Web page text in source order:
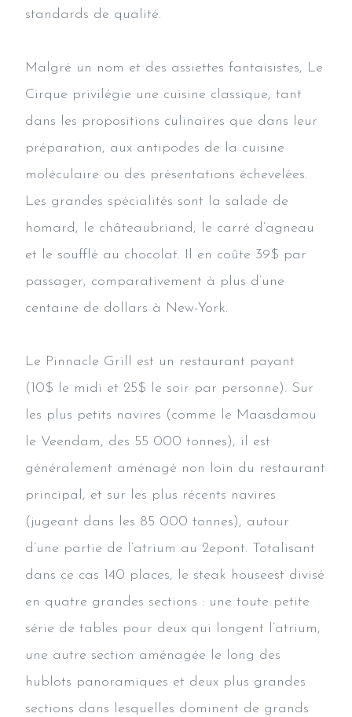
standards de qualité.
Malgré un nom et des assiettes fantaisistes, Le
Cirque privilégie une cuisine classique, tant
dans les propositions culinaires que dans leur
préparation, aux antipodes de la cuisine
moléculaire ou des présentations échevelées.
Les grandes spécialités sont la salade de
homard, le châteaubriand, le carré d’agneau
et le soufflé au chocolat. Il en coûte 39$ par
passager, comparativement à plus d’une
centaine de dollars à New-York.
Le Pinnacle Grill est un restaurant payant
(10$ le midi et 25$ le soir par personne). Sur
les plus petits navires (comme le Maasdamou
le Veendam, des 55 000 tonnes), il est
généralement aménagé non loin du restaurant
principal, et sur les plus récents navires
(jugeant dans les 85 000 tonnes), autour
d’une partie de l’atrium au 2epont. Totalisant
dans ce cas 140 places, le steak houseest divisé
en quatre grandes sections : une toute petite
série de tables pour deux qui longent l’atrium,
une autre section aménagée le long des
hublots panoramiques et deux plus grandes
sections dans lesquelles dominent de grands